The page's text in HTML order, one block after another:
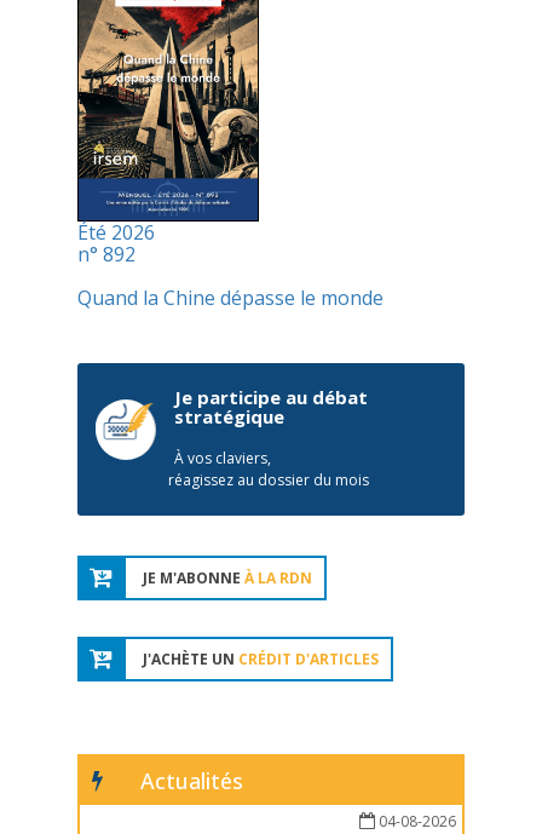
Été 2026
n° 892
Quand la Chine dépasse le monde
Je participe au débat
stratégique
À vos claviers,
réagissez au dossier du mois
JE M'ABONNE À LA RDN
J'ACHÈTE UN CRÉDIT D'ARTICLES
Actualités
04-08-2026